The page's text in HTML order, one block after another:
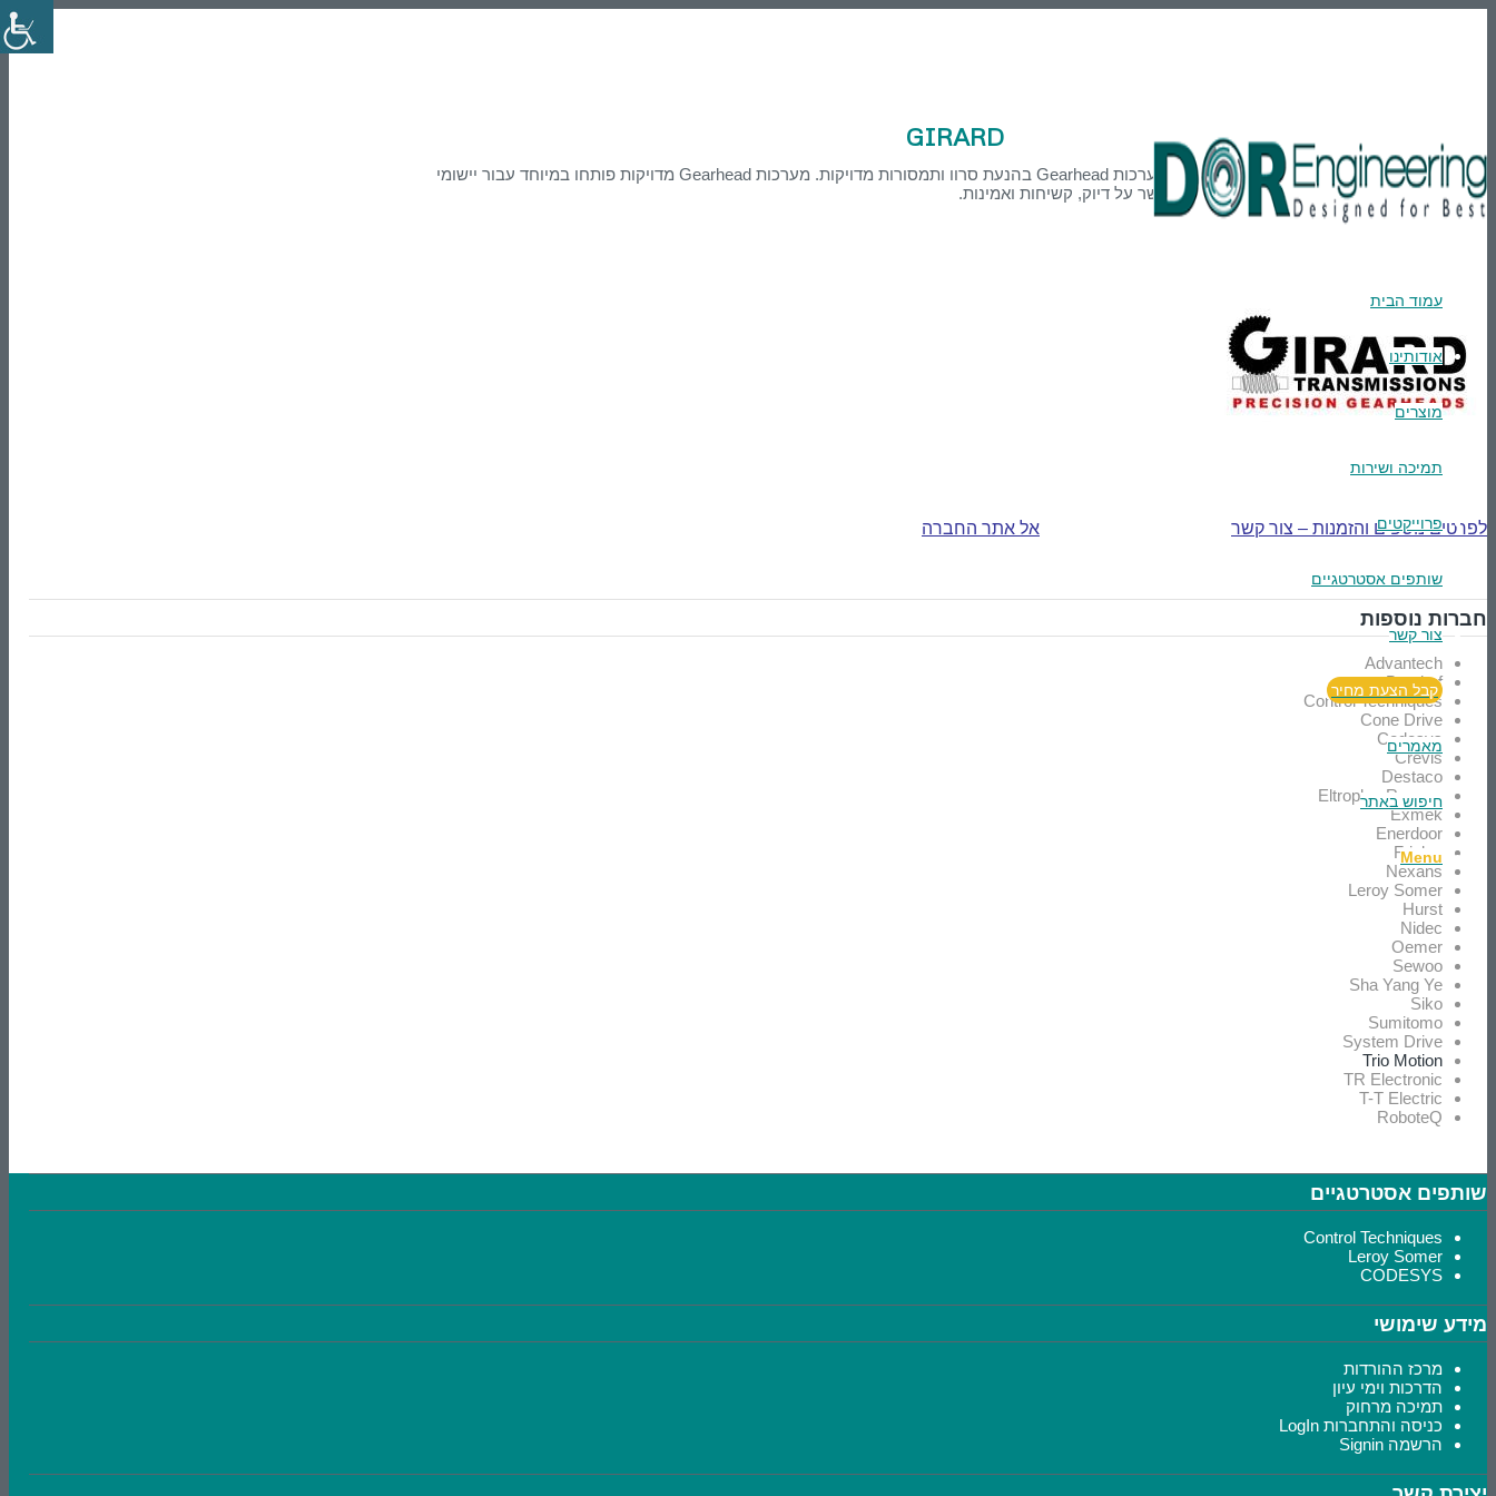
עמוד הבית
אודותינו
מוצרים
תמיכה ושירות
פרוייקטים
שותפים אסטרטגיים
צור קשר
קבל הצעת מחיר
מאמרים
חיפוש באתר
Menu
GIRARD
החברה מתמחה בראשי תמסורת בזווית ישרה, מערכות Gearhead בהנעת סרוו ותמסורות מדויקות. מערכות Gearhead מדויקות פותחו במיוחד עבור יישומי
הסרוו התובעניים ביותר שאינם מאפשרים להתפשר על דיוק, קשיחות ואמינות.
לפרטים נוספים והזמנות – צור קשר אל אתר החברה
חברות נוספות
Advantech
Berghof
Control Techniques
Cone Drive
Codesys
Crevis
Destaco
Eltroplan Revcon
Exmek
Enerdoor
Frizlen
Nexans
Leroy Somer
Hurst
Nidec
Oemer
Sewoo
Sha Yang Ye
Siko
Sumitomo
System Drive
Trio Motion
TR Electronic
T-T Electric
RoboteQ
שותפים אסטרטגיים
Control Techniques
Leroy Somer
CODESYS
מידע שימושי
מרכז ההורדות
הדרכות וימי עיון
תמיכה מרחוק
כניסה והתחברות LogIn
הרשמה Signin